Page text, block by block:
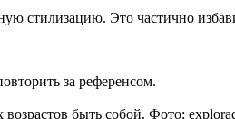
стилизацию. Это частично
за референсом.
быть собой. Фото: